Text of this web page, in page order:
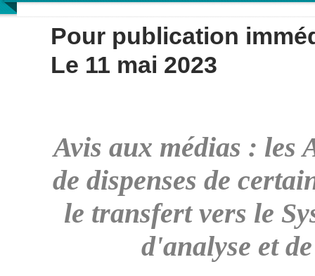
Pour publication
Le 11 mai 2023
Avis aux médias : les
de dispenses de
le transfert vers le
d'analyse et